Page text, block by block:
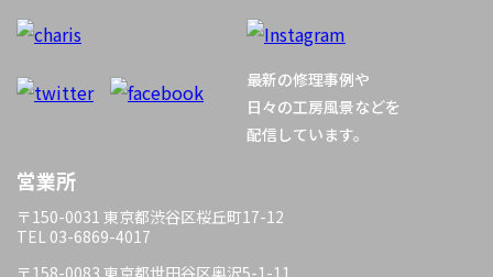
ン
最新の修理事例や
日々の工房風景などを
配信しています。
営業所
〒150-0031 東京都渋谷区桜丘町17-12
TEL 03-6869-4017
〒158-0083 東京都世田谷区奥沢5-1-11